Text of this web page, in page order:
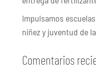
Impulsamos
niñez y juventud de
Comentarios